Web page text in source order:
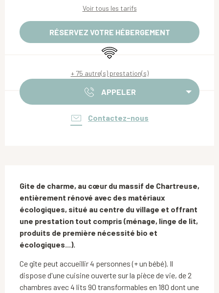
Voir tous les tarifs
RÉSERVEZ VOTRE HÉBERGEMENT
WiFi
+ 75 autre(s) prestation(s)
APPELER
Contactez-nous
Gite de charme, au cœur du massif de Chartreuse,
entièrement rénové avec des matériaux
écologiques, situé au centre du village et offrant
une prestation tout compris (ménage, linge de lit,
produits de première nécessité bio et
écologiques...).
Ce gîte peut accueillir 4 personnes (+ un bébé). Il
dispose d'une cuisine ouverte sur la pièce de vie, de 2
chambres avec 4 lits 90 transformables en 180 dont une